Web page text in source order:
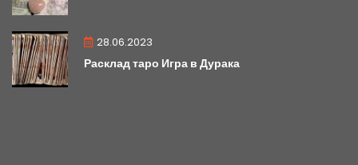
Расклад таро Игра в Дурака
28.06.2023